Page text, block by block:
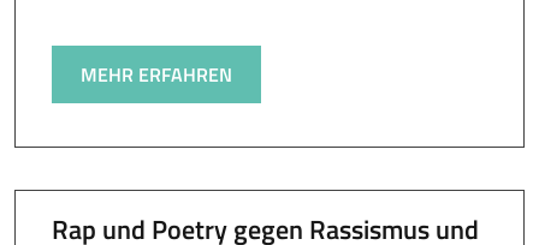
MEHR ERFAHREN
Rap und Poetry gegen Rassismus und